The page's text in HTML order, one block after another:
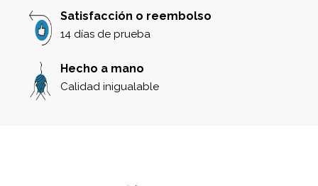
Satisfacción o reembolso
14 días de prueba
Hecho a mano
Calidad inigualable